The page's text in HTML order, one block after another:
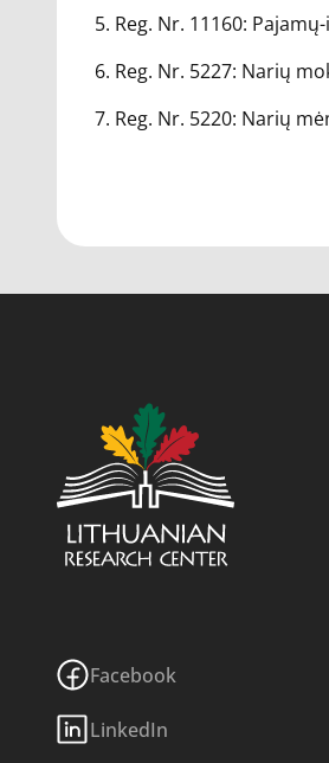
5. Reg. Nr. 11160:
6. Reg. Nr. 5227: Narių
7. Reg. Nr. 5220: Narių
Facebook
LinkedIn